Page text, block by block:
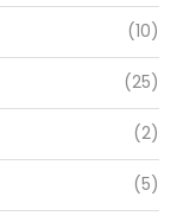
(10)
(25)
(2)
(5)